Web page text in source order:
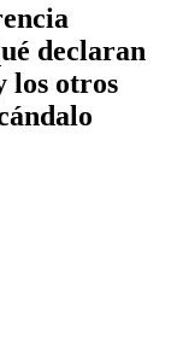
declaran
los otros